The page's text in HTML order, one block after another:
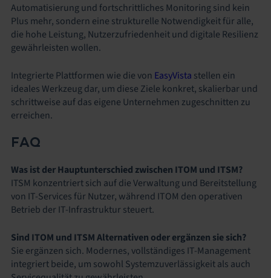
Automatisierung und fortschrittliches Monitoring sind kein
Plus mehr, sondern eine strukturelle Notwendigkeit für alle,
die hohe Leistung, Nutzerzufriedenheit und digitale Resilienz
gewährleisten wollen.
Integrierte Plattformen wie die von EasyVista stellen ein
ideales Werkzeug dar, um diese Ziele konkret, skalierbar und
schrittweise auf das eigene Unternehmen zugeschnitten zu
erreichen.
FAQ
Was ist der Hauptunterschied zwischen ITOM und ITSM?
ITSM konzentriert sich auf die Verwaltung und Bereitstellung
von IT-Services für Nutzer, während ITOM den operativen
Betrieb der IT-Infrastruktur steuert.
Sind ITOM und ITSM Alternativen oder ergänzen sie sich?
Sie ergänzen sich. Modernes, vollständiges IT-Management
integriert beide, um sowohl Systemzuverlässigkeit als auch